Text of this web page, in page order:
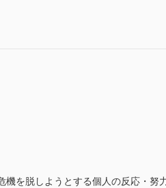
を脱しようとする個人の反応・